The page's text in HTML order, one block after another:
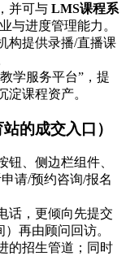
并可与 LMS课程系
与进度管理能力。
构提供录播/直播课
学服务平台”，提
淀课程资产。
的成交入口）
钮、侧边栏组件、
请/预约咨询/报名
话，更倾向先提交
再由顾问回访。
的招生管道；同时